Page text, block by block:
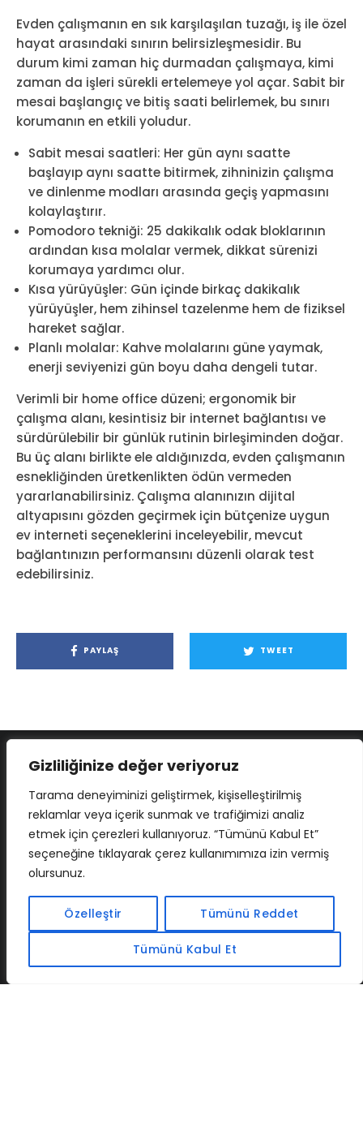
Gizliliğinize değer veriyoruz
Tarama deneyiminizi geliştirmek, kişiselleştirilmiş
reklamlar veya içerik sunmak ve trafiğimizi analiz
etmek için çerezleri kullanıyoruz. “Tümünü Kabul Et”
seçeneğine tıklayarak çerez kullanımımıza izin vermiş
olursunuz.
Özelleştir Tümünü Reddet
Tümünü Kabul Et
Evden çalışmanın en sık karşılaşılan tuzağı, iş ile özel
hayat arasındaki sınırın belirsizleşmesidir. Bu
durum kimi zaman hiç durmadan çalışmaya, kimi
zaman da işleri sürekli ertelemeye yol açar. Sabit bir
mesai başlangıç ve bitiş saati belirlemek, bu sınırı
korumanın en etkili yoludur.
Sabit mesai saatleri: Her gün aynı saatte
başlayıp aynı saatte bitirmek, zihninizin çalışma
ve dinlenme modları arasında geçiş yapmasını
kolaylaştırır.
Pomodoro tekniği: 25 dakikalık odak bloklarının
ardından kısa molalar vermek, dikkat sürenizi
korumaya yardımcı olur.
Kısa yürüyüşler: Gün içinde birkaç dakikalık
yürüyüşler, hem zihinsel tazelenme hem de fiziksel
hareket sağlar.
Planlı molalar: Kahve molalarını güne yaymak,
enerji seviyenizi gün boyu daha dengeli tutar.
Verimli bir home office düzeni; ergonomik bir
çalışma alanı, kesintisiz bir internet bağlantısı ve
sürdürülebilir bir günlük rutinin birleşiminden doğar.
Bu üç alanı birlikte ele aldığınızda, evden çalışmanın
esnekliğinden üretkenlikten ödün vermeden
yararlanabilirsiniz. Çalışma alanınızın dijital
altyapısını gözden geçirmek için bütçenize uygun
ev interneti seçeneklerini inceleyebilir, mevcut
bağlantınızın performansını düzenli olarak test
edebilirsiniz.
PAYLAŞ TWEET
İLETIŞIM BAF CADSOFTUSA MAXIMUMPCGUIDES